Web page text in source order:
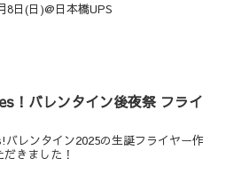
8日(日)@日本橋UPS
！バレンタイン後夜祭 フライ
バレンタイン2025の生誕フライヤー作
だきました！